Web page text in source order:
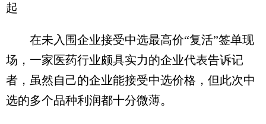
起
在未入围企业接受中选最高价“复活”签单现
场，一家医药行业颇具实力的企业代表告诉记
者，虽然自己的企业能接受中选价格，但此次中
选的多个品种利润都十分微薄。